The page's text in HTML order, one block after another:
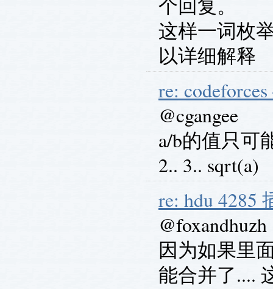
个回复。
这样一词枚
以详细解释
re:
@cgangee
a/b的值只可
2.. 3.. sqrt(a)
re: hdu 4285
@foxandhuzh
因为如果里
能合并了....